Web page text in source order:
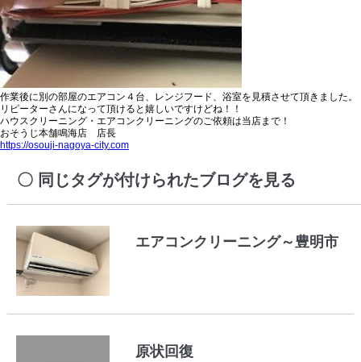
作業後に別の部屋のエアコン４台、レンジフード、浴室を見積させて頂きました。
リピーターさんになって頂けると嬉しいですけどね！！
ハウスクリーニング・エアコンクリーニングのご依頼は当店まで！
おそうじ本舗鳴海店 店長
https://osouji-nagoya-city.com
同じタグが付けられたブログを見る
エアコンクリーニング～豊明市
原状回復